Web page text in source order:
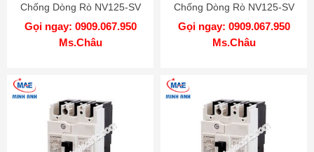
Chống Dòng Rò NV125-SV
4P 60A 30kA 1.2.500mA TD
MITSUBISHI
Gọi ngay: 0909.067.950
Ms.Châu
Chống Dòng Rò NV125-SV
4P 50A 30kA 1.2.500mA TD
MITSUBISHI
Gọi ngay: 0909.067.950
Ms.Châu